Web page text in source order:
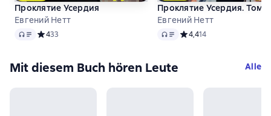
Проклятие Усердия
Евгений Нетт
Audio Средний рейтинг 4 на основе 33 оценок
433
Проклятие Усердия. Том 2
Евгений Нетт
Audio Средний рейтинг 4,4 на
4,414
Mit diesem Buch hören Leute Alle